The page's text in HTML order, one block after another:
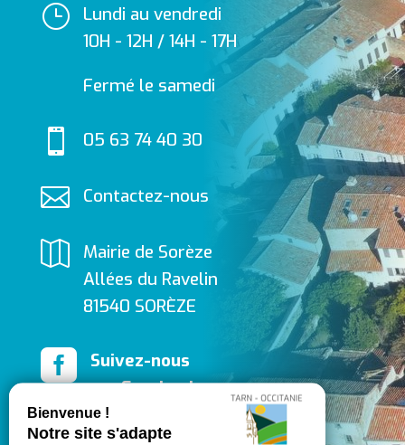
}
Lundi au vendredi
10H - 12H / 14H - 17H
Fermé le samedi
 05 63 74 40 30
 Contactez-nous

Mairie de Sorèze
Allées du Ravelin
81540 SORÈZE

Suivez-nous
sur Facebook